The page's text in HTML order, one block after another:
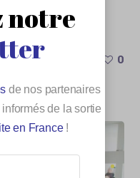
une
0
notre
de nos partenaires
de la sortie
en France!